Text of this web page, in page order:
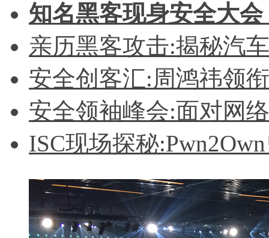
知名黑客现身安全大
亲历黑客攻击:揭秘汽
安全创客汇:周鸿祎领
安全领袖峰会:面对网
ISC现场探秘